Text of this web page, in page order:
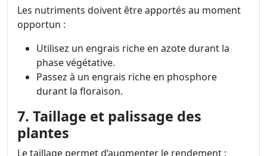
Les nutriments doivent être apportés au moment
opportun :
Utilisez un engrais riche en azote durant la
phase végétative.
Passez à un engrais riche en phosphore
durant la floraison.
7. Taillage et palissage des
plantes
Le taillage permet d’augmenter le rendement :